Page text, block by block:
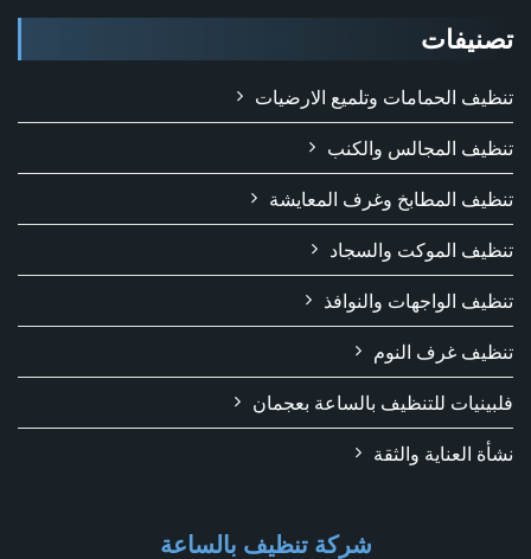
تصنيفات
تنظيف الحمامات وتلميع الارضيات
تنظيف المجالس والكنب
تنظيف المطابخ وغرف المعايشة
تنظيف الموكت والسجاد
تنظيف الواجهات والنوافذ
تنظيف غرف النوم
فلبينيات للتنظيف بالساعة بعجمان
نشأة العناية والثقة
شركة تنظيف بالساعة